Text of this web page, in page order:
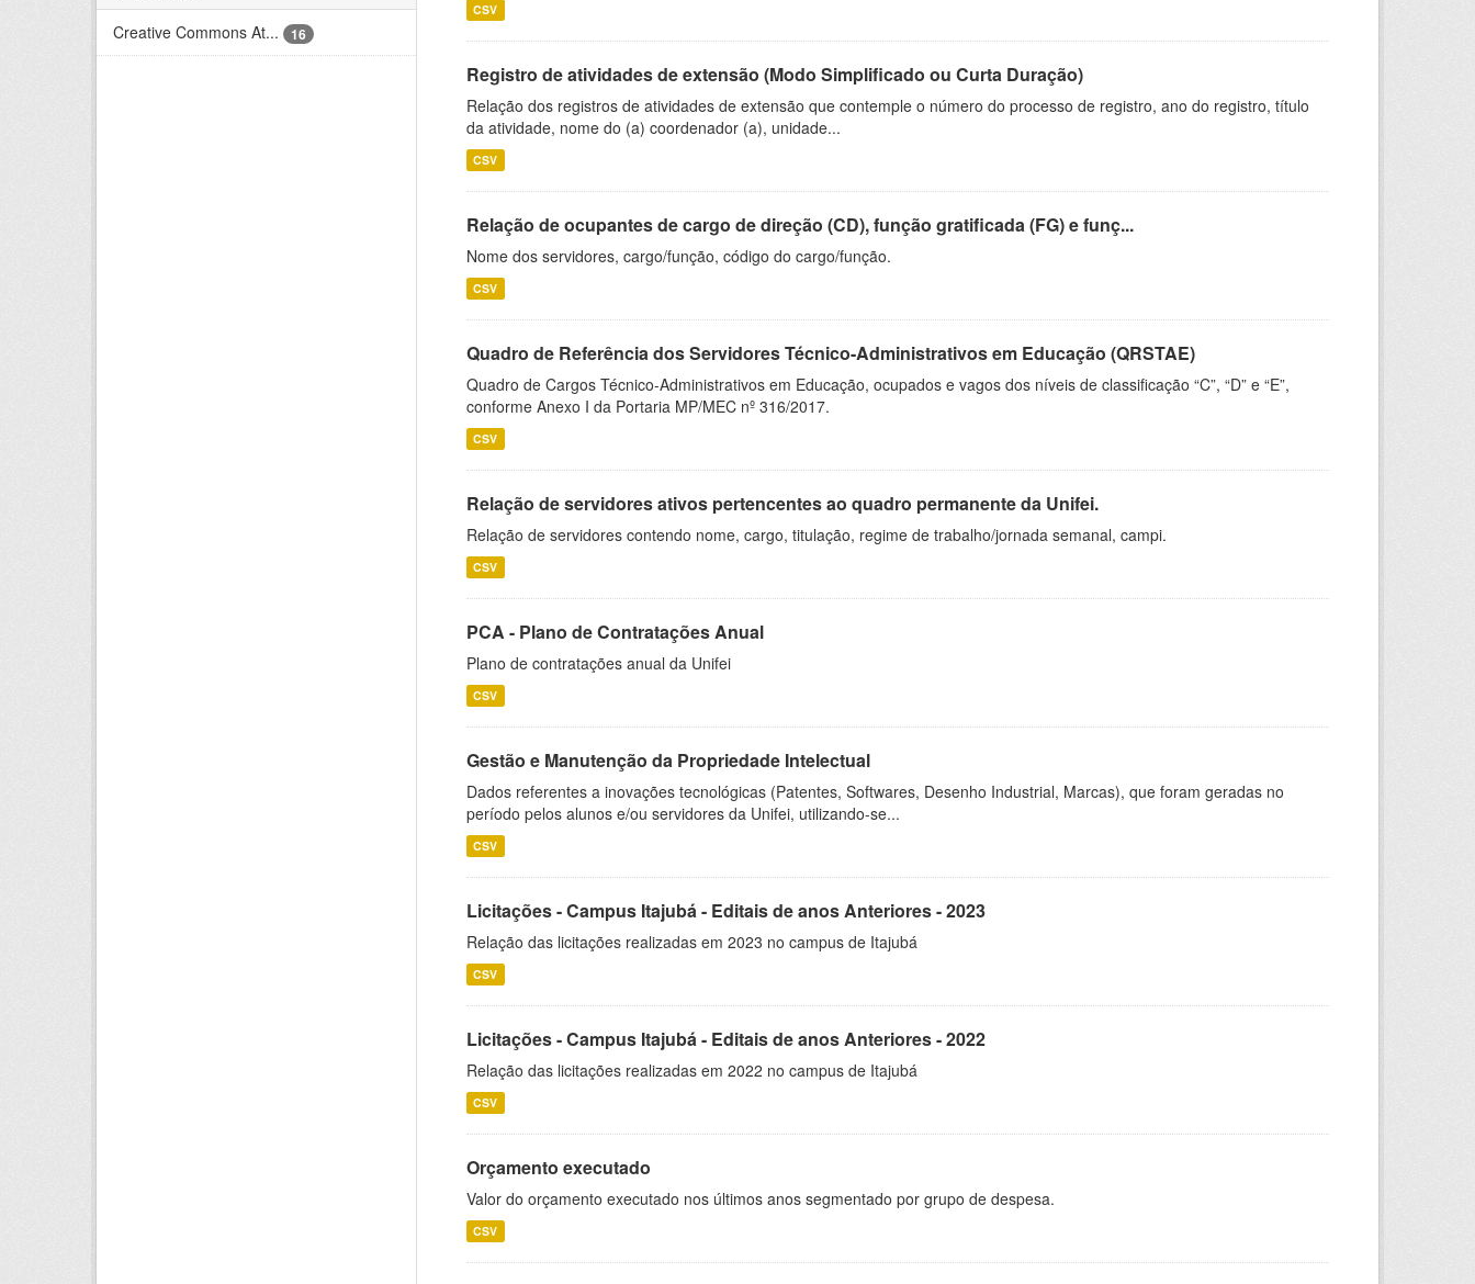
Creative Commons At...
16
CSV
Registro de atividades de extensão (Modo Simplificado ou Curta Duração)
Relação dos registros de atividades de extensão que contemple o número do processo de registro, ano do registro, título
da atividade, nome do (a) coordenador (a), unidade...
CSV
Relação de ocupantes de cargo de direção (CD), função gratificada (FG) e funç...
Nome dos servidores, cargo/função, código do cargo/função.
CSV
Quadro de Referência dos Servidores Técnico-Administrativos em Educação (QRSTAE)
Quadro de Cargos Técnico-Administrativos em Educação, ocupados e vagos dos níveis de classificação “C”, “D” e “E”,
conforme Anexo I da Portaria MP/MEC nº 316/2017.
CSV
Relação de servidores ativos pertencentes ao quadro permanente da Unifei.
Relação de servidores contendo nome, cargo, titulação, regime de trabalho/jornada semanal, campi.
CSV
PCA - Plano de Contratações Anual
Plano de contratações anual da Unifei
CSV
Gestão e Manutenção da Propriedade Intelectual
Dados referentes a inovações tecnológicas (Patentes, Softwares, Desenho Industrial, Marcas), que foram geradas no
período pelos alunos e/ou servidores da Unifei, utilizando-se...
CSV
Licitações - Campus Itajubá - Editais de anos Anteriores - 2023
Relação das licitações realizadas em 2023 no campus de Itajubá
CSV
Licitações - Campus Itajubá - Editais de anos Anteriores - 2022
Relação das licitações realizadas em 2022 no campus de Itajubá
CSV
Orçamento executado
Valor do orçamento executado nos últimos anos segmentado por grupo de despesa.
CSV